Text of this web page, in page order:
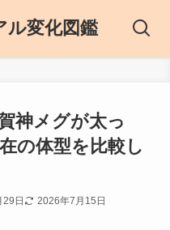
ル変化図鑑
神メグが太っ
の体型を比較し
29日 2026年7月15日